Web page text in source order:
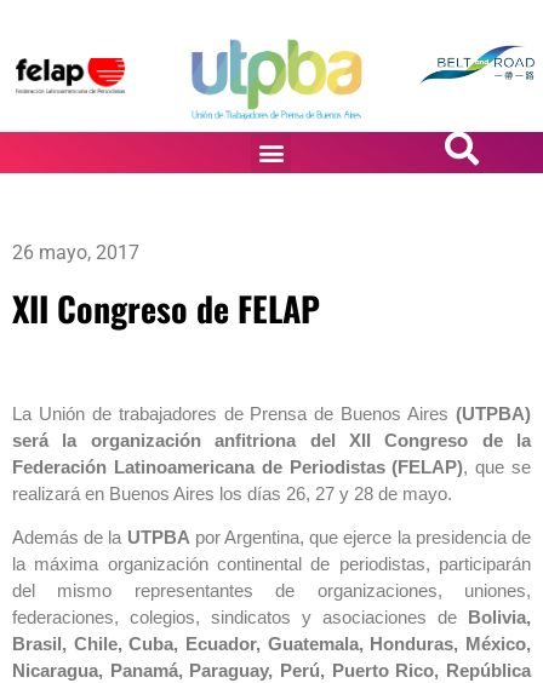
26 mayo, 2017
XII Congreso de FELAP
La Unión de trabajadores de Prensa de Buenos Aires (UTPBA)
será la organización anfitriona del XII Congreso de la
Federación Latinoamericana de Periodistas (FELAP), que se
realizará en Buenos Aires los días 26, 27 y 28 de mayo.
Además de la UTPBA por Argentina, que ejerce la presidencia de
la máxima organización continental de periodistas, participarán
del mismo representantes de organizaciones, uniones,
federaciones, colegios, sindicatos y asociaciones de Bolivia,
Brasil, Chile, Cuba, Ecuador, Guatemala, Honduras, México,
Nicaragua, Panamá, Paraguay, Perú, Puerto Rico, República